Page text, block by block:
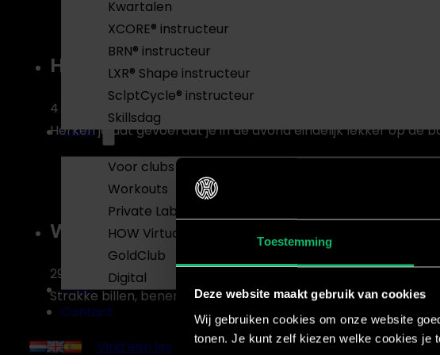
Toestemming
Deze website maakt gebruik van cookies
Wij gebruiken cookies om onze website
tonen. Je kunt zelf kiezen welke cookies je
Kwartalen
XCORE® instructeur
BRN® instructeur
LXR® Shape instructeur
SclptCycle® instructeur
Skillsdag
Clubs
Voor clubs
Workouts
Private Label Groepslessen
HOW Virtual
GoldClub
Digital
Shop
Contact
Vind een les
Hoe kan ik ‘s avonds snacken afleren?
4 oktober 2021
Herken je dat gevoel dat je in de avond eindelijk lekker op de
Wat is BBX?
29 september 2021
Strakke billen, benen en buikspieren, wie wil dat nou niet?!